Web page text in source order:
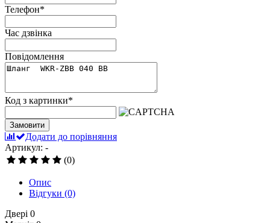
Телефон*
Час дзвінка
Повідомлення
Код з картинки*
Замовити
Додати до порівняння
Артикул: -
(0)
Опис
Відгуки (0)
Двері 0